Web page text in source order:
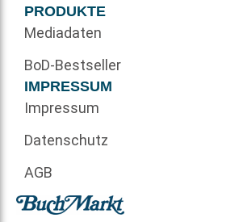
PRODUKTE
Mediadaten
BoD-Bestseller
IMPRESSUM
Impressum
Datenschutz
AGB